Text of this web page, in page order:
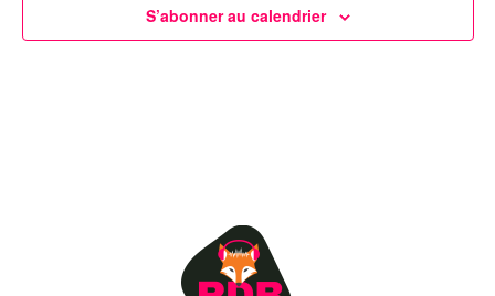
S’abonner au calendrier